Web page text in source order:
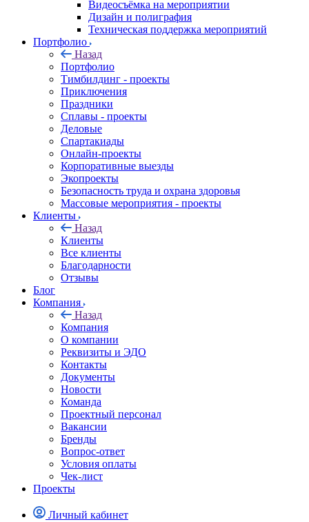
Видеосъёмка на мероприятии
Дизайн и полиграфия
Техническая поддержка мероприятий
Портфолио
Назад
Портфолио
Тимбилдинг - проекты
Приключения
Праздники
Сплавы - проекты
Деловые
Спартакиады
Онлайн-проекты
Корпоративные выезды
Экопроекты
Безопасность труда и охрана здоровья
Массовые мероприятия - проекты
Клиенты
Назад
Клиенты
Все клиенты
Благодарности
Отзывы
Блог
Компания
Назад
Компания
О компании
Реквизиты и ЭДО
Контакты
Документы
Новости
Команда
Проектный персонал
Вакансии
Бренды
Вопрос-ответ
Условия оплаты
Чек-лист
Проекты
Личный кабинет